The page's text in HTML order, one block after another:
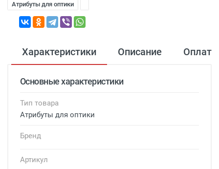
Атрибуты для оптики
Характеристики Описание Оплата
Основные характеристики
Тип товара
Атрибуты для оптики
Бренд
Артикул